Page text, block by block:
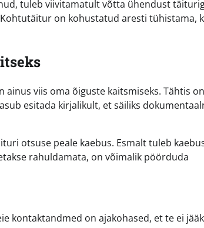
tuleb viivitamatult võtta ühendust
on kohustatud aresti tühistama,
viis oma õiguste kaitsmiseks. Tähtis on
esitada kirjalikult, et säiliks
otsuse peale kaebus. Esmalt tuleb
rahuldamata, on võimalik pöörduda
kontaktandmed on ajakohased, et te ei